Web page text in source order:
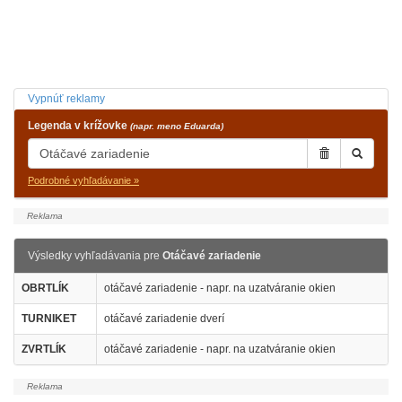
Vypnúť reklamy
Legenda v krížovke (napr. meno Eduarda)
Podrobné vyhľadávanie »
Výsledky vyhľadávania pre Otáčavé zariadenie
OBRTLÍK otáčavé zariadenie - napr. na uzatváranie okien
TURNIKET otáčavé zariadenie dverí
ZVRTLÍK otáčavé zariadenie - napr. na uzatváranie okien